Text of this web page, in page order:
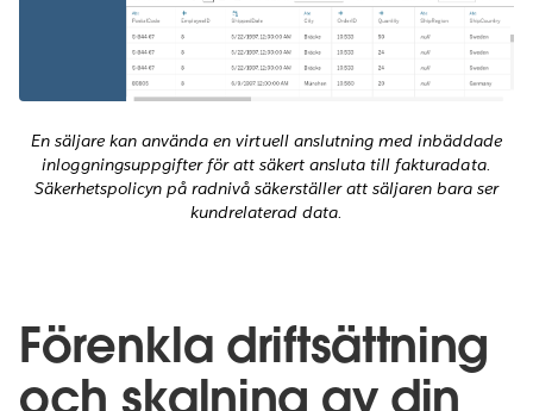
En säljare kan använda en virtuell anslutning med inbäddade
inloggningsuppgifter för att säkert ansluta till fakturadata.
Säkerhetspolicyn på radnivå säkerställer att säljaren bara ser
kundrelaterad data.
Förenkla driftsättning
och skalning av din